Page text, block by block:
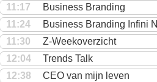
11:17
Business Branding
11:24
Business Branding Infini
11:30
Z-Weekoverzicht
12:04
Trends Talk
12:38
CEO van mijn leven